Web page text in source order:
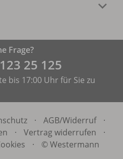
Frage?
25 125
bis 17:00 Uhr für Sie zu
· AGB/Widerruf
·
· Vertrag widerrufen
·
· © Westermann